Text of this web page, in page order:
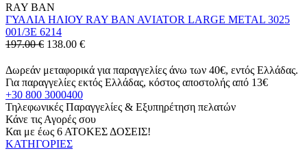
RAY BAN
ΓΥΑΛΙΑ ΗΛΙΟΥ RAY BAN AVIATOR LARGE METAL 3025
001/3E 6214
197.00 € 138.00 €
Δωρεάν μεταφορικά για παραγγελίες άνω των 40€, εντός Ελλάδας.
Για παραγγελίες εκτός Ελλάδας, κόστος αποστολής από 13€
+30 800 3000400
Τηλεφωνικές Παραγγελίες & Εξυπηρέτηση πελατών
Κάνε τις Αγορές σου
Και με έως 6 ΑΤΟΚΕΣ ΔΟΣΕΙΣ!
ΚΑΤΗΓΟΡΙΕΣ